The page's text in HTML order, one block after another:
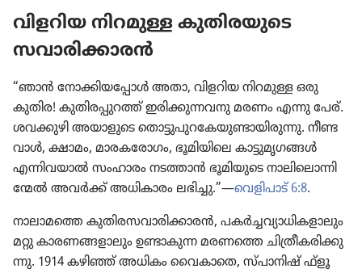
വിളറിയ നിറമുള്ള കുതി​ര​യു​ടെ
സവാരി​ക്കാ​രൻ
“ഞാൻ നോക്കി​യ​പ്പോൾ അതാ, വിളറിയ നിറമുള്ള ഒരു
കുതിര! കുതി​ര​പ്പു​റത്ത്‌ ഇരിക്കു​ന്ന​വനു മരണം എന്നു പേര്‌.
ശവക്കുഴി അയാളു​ടെ തൊട്ടു​പു​റ​കേ​യു​ണ്ടാ​യി​രു​ന്നു. നീണ്ട
വാൾ, ക്ഷാമം, മാരക​രോ​ഗം, ഭൂമി​യി​ലെ കാട്ടു​മൃ​ഗങ്ങൾ
എന്നിവ​യാൽ സംഹാരം നടത്താൻ ഭൂമി​യു​ടെ നാലി​ലൊ​ന്നി​
ന്മേൽ അവർക്ക്‌ അധികാ​രം ലഭിച്ചു.”—വെളി​പാട്‌ 6:8.
നാലാ​മ​ത്തെ കുതി​ര​സ​വാ​രി​ക്കാ​രൻ, പകർച്ച​വ്യാ​ധി​ക​ളാ​ലും
മറ്റു കാരണ​ങ്ങ​ളാ​ലും ഉണ്ടാകുന്ന മരണത്തെ ചിത്രീ​ക​രി​ക്കു​
ന്നു. 1914 കഴിഞ്ഞ്‌ അധികം വൈകാ​തെ, സ്‌പാ​നിഷ്‌ ഫ്‌ളൂ